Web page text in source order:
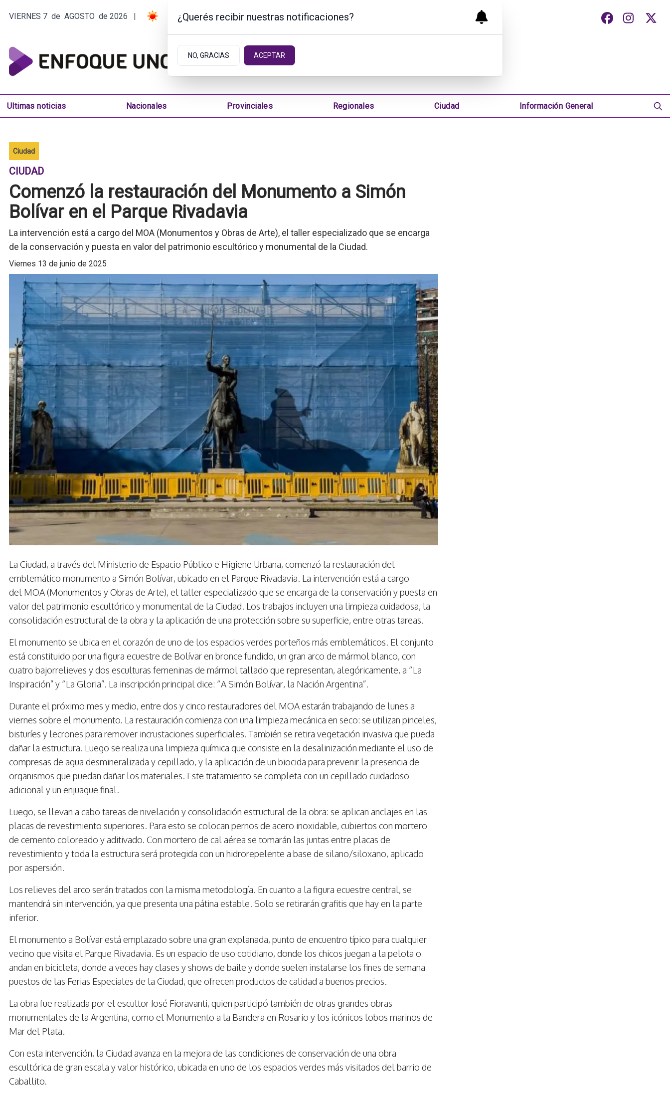
VIERNES 7 de AGOSTO de 2026 | 13ºC | ARGENTINA
Ultimas noticias Nacionales Provinciales Regionales Ciudad Información General
Ciudad
CIUDAD
Comenzó la restauración del Monumento a Simón
Bolívar en el Parque Rivadavia
La intervención está a cargo del MOA (Monumentos y Obras de Arte), el taller especializado que se encarga
de la conservación y puesta en valor del patrimonio escultórico y monumental de la Ciudad.
viernes 13 de junio de 2025
La Ciudad, a través del Ministerio de Espacio Público e Higiene Urbana, comenzó la restauración del
emblemático monumento a Simón Bolívar, ubicado en el Parque Rivadavia. La intervención está a cargo
del MOA (Monumentos y Obras de Arte), el taller especializado que se encarga de la conservación y puesta en
valor del patrimonio escultórico y monumental de la Ciudad. Los trabajos incluyen una limpieza cuidadosa, la
consolidación estructural de la obra y la aplicación de una protección sobre su superficie, entre otras tareas.
El monumento se ubica en el corazón de uno de los espacios verdes porteños más emblemáticos. El conjunto
está constituido por una figura ecuestre de Bolívar en bronce fundido, un gran arco de mármol blanco, con
cuatro bajorrelieves y dos esculturas femeninas de mármol tallado que representan, alegóricamente, a “La
Inspiración” y “La Gloria”. La inscripción principal dice: “A Simón Bolívar, la Nación Argentina”.
Durante el próximo mes y medio, entre dos y cinco restauradores del MOA estarán trabajando de lunes a
viernes sobre el monumento. La restauración comienza con una limpieza mecánica en seco: se utilizan pinceles,
bisturíes y lecrones para remover incrustaciones superficiales. También se retira vegetación invasiva que pueda
dañar la estructura. Luego se realiza una limpieza química que consiste en la desalinización mediante el uso de
compresas de agua desmineralizada y cepillado, y la aplicación de un biocida para prevenir la presencia de
organismos que puedan dañar los materiales. Este tratamiento se completa con un cepillado cuidadoso
adicional y un enjuague final.
Luego, se llevan a cabo tareas de nivelación y consolidación estructural de la obra: se aplican anclajes en las
placas de revestimiento superiores. Para esto se colocan pernos de acero inoxidable, cubiertos con mortero
de cemento coloreado y aditivado. Con mortero de cal aérea se tomarán las juntas entre placas de
revestimiento y toda la estructura será protegida con un hidrorepelente a base de silano/siloxano, aplicado
por aspersión.
Los relieves del arco serán tratados con la misma metodología. En cuanto a la figura ecuestre central, se
mantendrá sin intervención, ya que presenta una pátina estable. Solo se retirarán grafitis que hay en la parte
inferior.
El monumento a Bolívar está emplazado sobre una gran explanada, punto de encuentro típico para cualquier
vecino que visita el Parque Rivadavia. Es un espacio de uso cotidiano, donde los chicos juegan a la pelota o
andan en bicicleta, donde a veces hay clases y shows de baile y donde suelen instalarse los fines de semana
puestos de las Ferias Especiales de la Ciudad, que ofrecen productos de calidad a buenos precios.
La obra fue realizada por el escultor José Fioravanti, quien participó también de otras grandes obras
monumentales de la Argentina, como el Monumento a la Bandera en Rosario y los icónicos lobos marinos de
Mar del Plata.
Con esta intervención, la Ciudad avanza en la mejora de las condiciones de conservación de una obra
escultórica de gran escala y valor histórico, ubicada en uno de los espacios verdes más visitados del barrio de
Caballito.
¿Querés recibir nuestras notificaciones?
NO, GRACIAS ACEPTAR